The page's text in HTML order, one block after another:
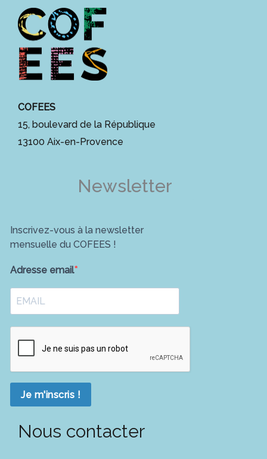
COFEES
15, boulevard de la République
13100 Aix-en-Provence
Newsletter
Inscrivez-vous à la newsletter
mensuelle du COFEES !
Adresse email
Je m'inscris !
Nous contacter